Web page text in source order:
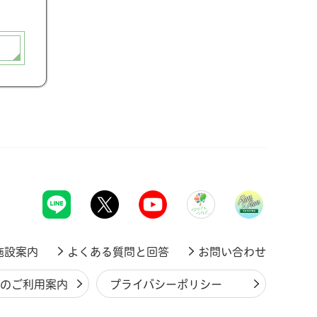
設案内 よくある質問と回答 お問い合わせ
ご利用案内 プライバシーポリシー